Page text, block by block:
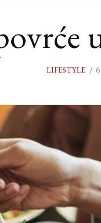
LIFESTYLE